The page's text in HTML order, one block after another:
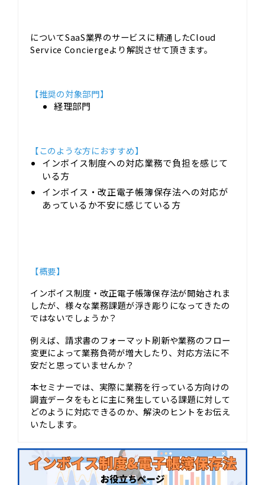
についてSaaS業界のサービスに精通したCloud
Service Conciergeより解説させて頂きます。
【推奨の対象部門】
経理部門
【このような方におすすめ】
インボイス制度への対応業務で負担を感じて
いる方
インボイス・改正電子帳簿保存法への対応が
あっているか不安に感じている方
【概要】
インボイス制度・改正電子帳簿保存法が開始されま
したが、様々な業務課題が浮き彫りになってきたの
ではないでしょうか？
例えば、請求書のフォーマット刷新や業務のフロー
変更によって業務負荷が増大したり、対応方法に不
安だと思っていませんか？
本セミナーでは、実際に業務を行っている方向けの
調査データをもとに主に発生している課題に対して
どのように対応できるのか、解決のヒントをお伝え
いたします。